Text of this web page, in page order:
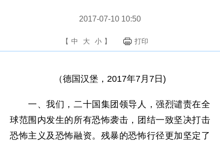
2017-07-10 10:50
【 中 大 小 】 打印
（德国汉堡，2017年7月7日)
一、我们，二十国集团领导人，强烈谴责在全
球范围内发生的所有恐怖袭击，团结一致坚决打击
恐怖主义及恐怖融资。残暴的恐怖行径更加坚定了